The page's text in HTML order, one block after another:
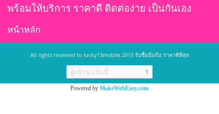
พร้อมให้บริการ ราคาดี ติดต่อง่าย เป็นกันเอง
หน้าหลัก
All rights reserved to lucky13mobile 2015 รับซื้อมือถือ ราคาดีที่สุด
ผู้เข้าชมวันนี้ 1
Powered by MakeWebEasy.com